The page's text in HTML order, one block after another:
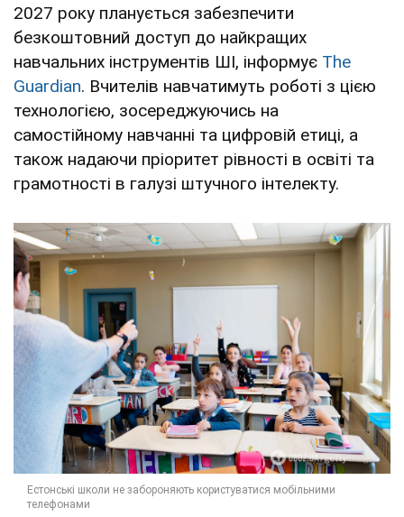
2027 року планується забезпечити
безкоштовний доступ до найкращих
навчальних інструментів ШІ, інформує The
Guardian. Вчителів навчатимуть роботі з цією
технологією, зосереджуючись на
самостійному навчанні та цифровій етиці, а
також надаючи пріоритет рівності в освіті та
грамотності в галузі штучного інтелекту.